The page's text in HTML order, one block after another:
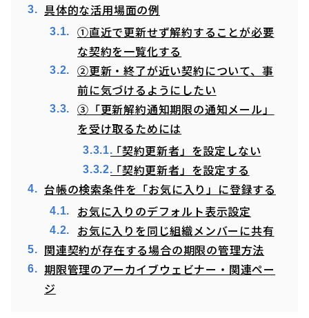
具体的な活用場面の例
①直近で更新せず解約することが必要
な契約を一覧化する
②更新・終了が近い契約について、事
前に気づけるようにしたい
③「更新解約通知期限の通知メール」
を受け取るためには
「契約更新者」を設定しない
「契約更新者」を設定する
台帳の検索条件を「お気に入り」に登録する
お気に入りのデフォルト表示設定
お気に入りを同じ組織メンバーに共有
関連契約が存在する場合の期限の管理方法
期限管理のアーカイブウェビナー・関連ペー
ジ